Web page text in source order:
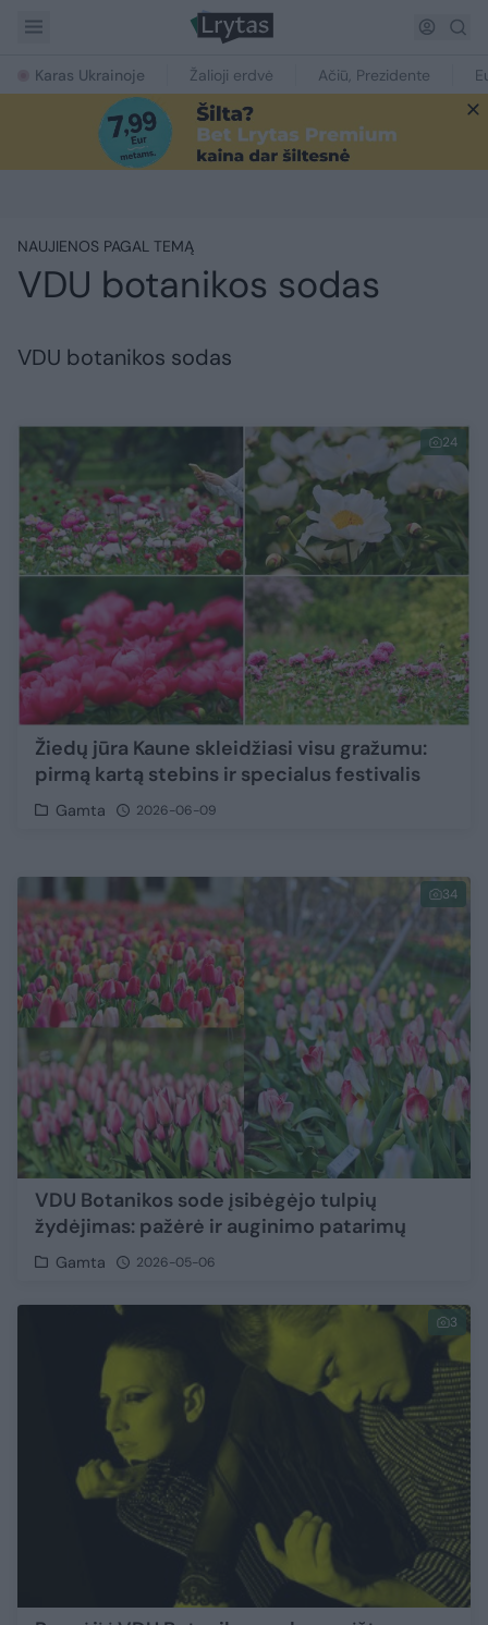
Karas Ukrainoje Žalioji erdvė Ačiū, Prezidente
NAUJIENOS PAGAL TEMĄ
VDU botanikos sodas
VDU botanikos sodas
24
Žiedų jūra Kaune skleidžiasi visu gražumu:
pirmą kartą stebins ir specialus festivalis
Gamta 2026-06-09
34
VDU Botanikos sode įsibėgėjo tulpių
žydėjimas: pažėrė ir auginimo patarimų
Gamta 2026-05-06
3